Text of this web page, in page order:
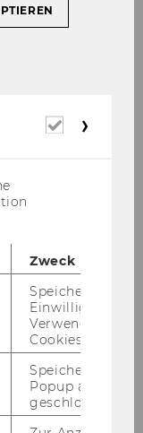
Zweck
Speichert Ihre
Einwilligung zur
Verwendung von
Cookies.
Speichert ob ein
Popup
geschlossen